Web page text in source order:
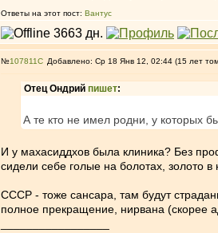
Ответы на этот пост: Вантус
№107811 Добавлено: Ср 18 Янв 12, 02:44 (15 лет
Отец Ондрий пишет:
А те кто не имел родни, у которых
И у махасиддхов была клиника? Без
сидели себе голые на болотах, золото
СССР - тоже сансара, там будут
полное прекращение, нирвана (скорее